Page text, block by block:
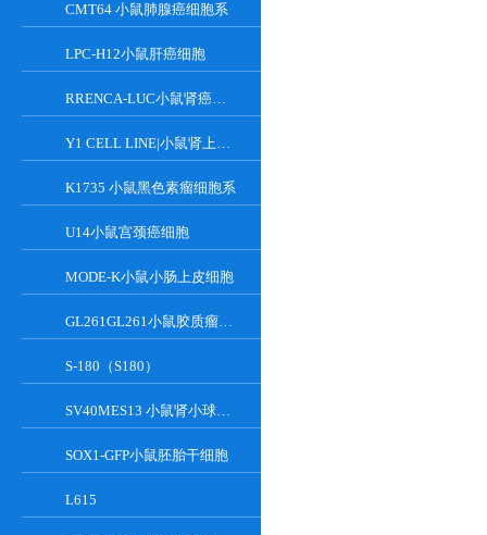
CMT64 小鼠肺腺癌细胞系
LPC-H12小鼠肝癌细胞
RRENCA-LUC小鼠肾癌细胞LUC转染株
Y1 CELL LINE|小鼠肾上腺皮质瘤细胞
K1735 小鼠黑色素瘤细胞系
U14小鼠宫颈癌细胞
MODE-K小鼠小肠上皮细胞
GL261GL261小鼠胶质瘤细胞
S-180（S180）
SV40MES13 小鼠肾小球系膜细胞
SOX1-GFP小鼠胚胎干细胞
L615